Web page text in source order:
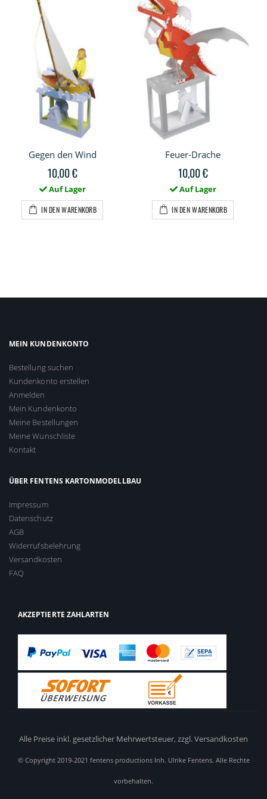
Gegen den Wind
10,00 €
Auf Lager
IN DEN WARENKORB
Feuer-Drache
10,00 €
Auf Lager
IN DEN WARENKORB
MEIN KUNDENKONTO
Bestellung suchen
Kundenkonto erstellen
Anmelden
Mein Kundenkonto
Meine Bestellungen
Meine Wunschliste
Kontakt
ÜBER FENTENS KARTONMODELLBAU
Impressum
Datenschutz
AGB
Widerrufsbelehrung
Versandkosten
FAQ
AKZEPTIERTE ZAHLARTEN
Alle Preise inkl. gesetzlicher Mehrwertsteuer,zzgl. Versandkosten
© Copyright 2019-2021 fentens productions Inh. Ulrike Fentens. Alle Rechte
vorbehalten.